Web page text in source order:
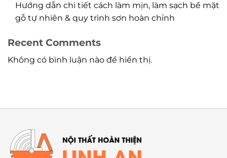
Hướng dẫn chi tiết cách làm mịn, làm sạch bề mặt
gỗ tự nhiên & quy trình sơn hoàn chỉnh
Recent Comments
Không có bình luận nào để hiển thị.